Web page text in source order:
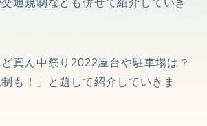
通規制なども併せて紹介していき
真ん中祭り2022屋台や駐車場は？
も！」と題して紹介していきま